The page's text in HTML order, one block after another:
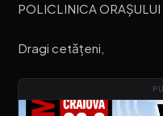
POLICLINICA
Dragi cetățeni,